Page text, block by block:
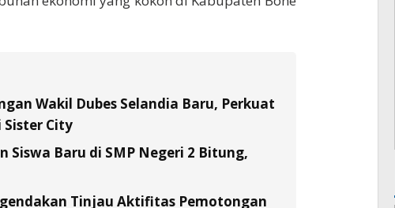
Wakil Dubes Selandia Baru, Perkuat
Sister City
Siswa Baru di SMP Negeri 2 Bitung,
Tinjau Aktifitas Pemotongan